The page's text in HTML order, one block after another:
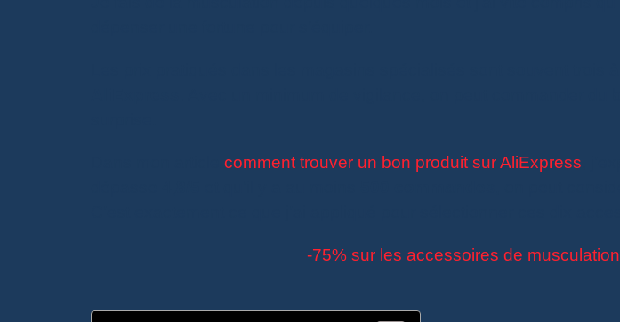
comment trouver un bon produit sur AliExpress
-75% sur les accessoires de musculation